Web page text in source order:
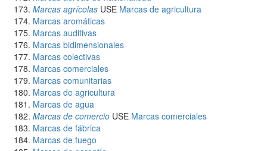
Marcas agrícolas USE Marcas de agricultura
Marcas aromáticas
Marcas auditivas
Marcas bidimensionales
Marcas colectivas
Marcas comerciales
Marcas comunitarias
Marcas de agricultura
Marcas de agua
Marcas de comercio USE Marcas comerciales
Marcas de fábrica
Marcas de fuego